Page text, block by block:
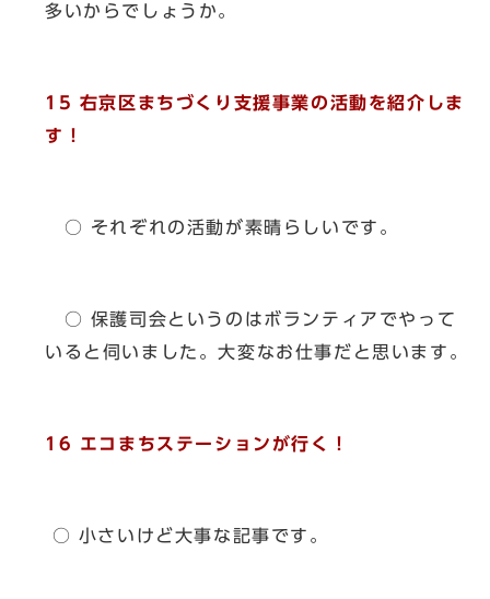
多いからでしょうか。
15 右京区まちづくり支援事業の活動を紹介しま
す！
○ それぞれの活動が素晴らしいです。
○ 保護司会というのはボランティアでやって
いると伺いました。大変なお仕事だと思います。
16 エコまちステーションが行く！
○ 小さいけど大事な記事です。